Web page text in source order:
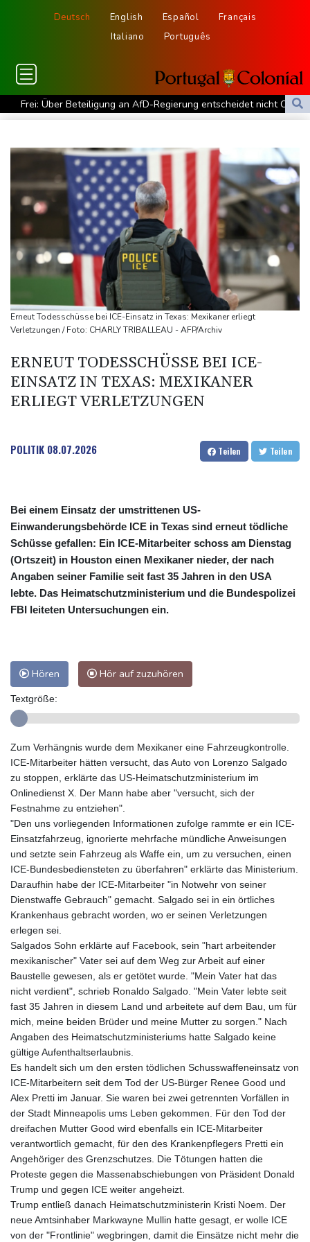
Deutsch English Español
Français
Italiano
Português
Frei: Über Beteiligung an AfD-Regierung entscheidet nicht CDU
in Sachsen-Anhalt
"Rente mit 63": Unionsfraktionschef Frei offen für Härtefall- und
Übergangslösungen
Ceuta-Andrang: EU fordert von Meta und Tiktok Vorgehen gegen
Falschinformationen
Rechter Hardliner De la Espriella als Kolumbiens Präsident
vereidigt
Infantino erhält Unterstützung aus Südamerika
Selenskyj erstmals seit Beginn von Ukraine-Krieg in Serbien -
Treffen mit Vucic
Auftakt-Misere gestoppt: Berlin gewinnt in Bochum
Trump macht erneut Druck auf Zentralbank-Vorständin Cook
"Medizinische Bedenken": Asllani bleibt bei Hoffenheim
Erneut Todesschüsse bei ICE-Einsatz in Texas: Mexikaner erliegt
Verletzungen / Foto: CHARLY TRIBALLEAU - AFP/Archiv
ERNEUT TODESSCHÜSSE BEI ICE-
EINSATZ IN TEXAS: MEXIKANER
ERLIEGT VERLETZUNGEN
POLITIK 08.07.2026 Teilen Teilen
Bei einem Einsatz der umstrittenen US-
Einwanderungsbehörde ICE in Texas sind erneut tödliche
Schüsse gefallen: Ein ICE-Mitarbeiter schoss am Dienstag
(Ortszeit) in Houston einen Mexikaner nieder, der nach
Angaben seiner Familie seit fast 35 Jahren in den USA
lebte. Das Heimatschutzministerium und die Bundespolizei
FBI leiteten Untersuchungen ein.
Hören Hör auf zuzuhören
Textgröße:
Zum Verhängnis wurde dem Mexikaner eine Fahrzeugkontrolle.
ICE-Mitarbeiter hätten versucht, das Auto von Lorenzo Salgado
zu stoppen, erklärte das US-Heimatschutzministerium im
Onlinedienst X. Der Mann habe aber "versucht, sich der
Festnahme zu entziehen".
"Den uns vorliegenden Informationen zufolge rammte er ein ICE-
Einsatzfahrzeug, ignorierte mehrfache mündliche Anweisungen
und setzte sein Fahrzeug als Waffe ein, um zu versuchen, einen
ICE-Bundesbediensteten zu überfahren" erklärte das Ministerium.
Daraufhin habe der ICE-Mitarbeiter "in Notwehr von seiner
Dienstwaffe Gebrauch" gemacht. Salgado sei in ein örtliches
Krankenhaus gebracht worden, wo er seinen Verletzungen
erlegen sei.
Salgados Sohn erklärte auf Facebook, sein "hart arbeitender
mexikanischer" Vater sei auf dem Weg zur Arbeit auf einer
Baustelle gewesen, als er getötet wurde. "Mein Vater hat das
nicht verdient", schrieb Ronaldo Salgado. "Mein Vater lebte seit
fast 35 Jahren in diesem Land und arbeitete auf dem Bau, um für
mich, meine beiden Brüder und meine Mutter zu sorgen." Nach
Angaben des Heimatschutzministeriums hatte Salgado keine
gültige Aufenthaltserlaubnis.
Es handelt sich um den ersten tödlichen Schusswaffeneinsatz von
ICE-Mitarbeitern seit dem Tod der US-Bürger Renee Good und
Alex Pretti im Januar. Sie waren bei zwei getrennten Vorfällen in
der Stadt Minneapolis ums Leben gekommen. Für den Tod der
dreifachen Mutter Good wird ebenfalls ein ICE-Mitarbeiter
verantwortlich gemacht, für den des Krankenpflegers Pretti ein
Angehöriger des Grenzschutzes. Die Tötungen hatten die
Proteste gegen die Massenabschiebungen von Präsident Donald
Trump und gegen ICE weiter angeheizt.
Trump entließ danach Heimatschutzministerin Kristi Noem. Der
neue Amtsinhaber Markwayne Mullin hatte gesagt, er wolle ICE
von der "Frontlinie" wegbringen, damit die Einsätze nicht mehr die